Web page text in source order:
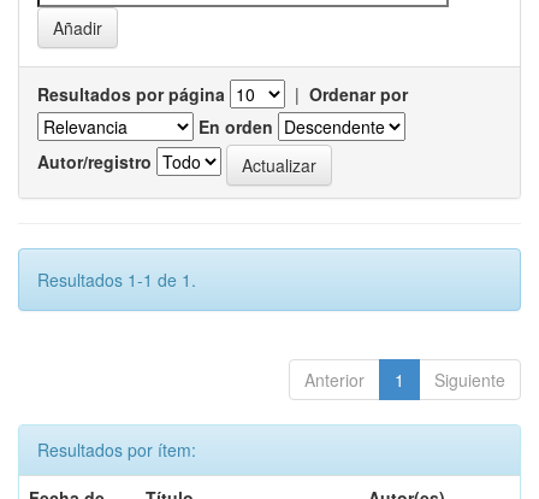
Resultados por página | Ordenar por
En orden
Autor/registro
Resultados 1-1 de 1.
Anterior 1 Siguiente
Resultados por ítem: